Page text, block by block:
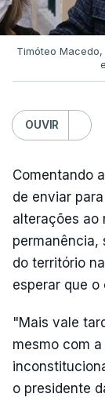
Timóteo
OUVIR
Comentando
de enviar
alterações ao
permanência,
do território
esperar que o
"Mais vale
mesmo com
o presidente